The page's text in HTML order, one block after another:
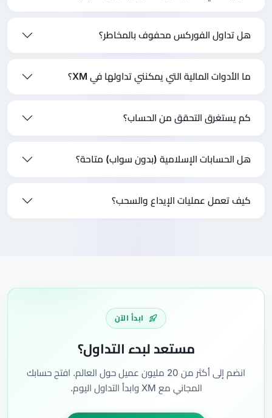
هل تداول الفوركس محفوف بالمخاطر؟
ما الأدوات المالية التي يمكنني تداولها في XM؟
كم يستغرق التحقق من الحساب؟
هل الحسابات الإسلامية (بدون سواب) متاحة؟
كيف تعمل عمليات الإيداع والسحب؟
ابدأ الآن
مستعد لبدء التداول؟
انضم إلى أكثر من 20 مليون عميل حول العالم. افتح حسابك
المجاني مع XM وابدأ التداول اليوم.